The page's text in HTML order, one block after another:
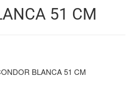
51 CM
BLANCA 51 CM